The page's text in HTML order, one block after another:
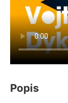
Popis